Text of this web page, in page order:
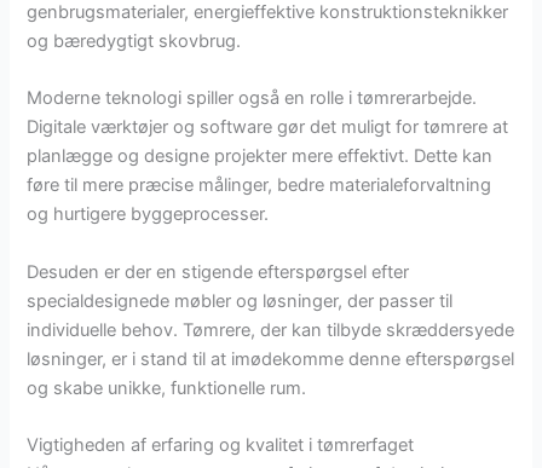
genbrugsmaterialer, energieffektive konstruktionsteknikker
og bæredygtigt skovbrug.
Moderne teknologi spiller også en rolle i tømrerarbejde.
Digitale værktøjer og software gør det muligt for tømrere at
planlægge og designe projekter mere effektivt. Dette kan
føre til mere præcise målinger, bedre materialeforvaltning
og hurtigere byggeprocesser.
Desuden er der en stigende efterspørgsel efter
specialdesignede møbler og løsninger, der passer til
individuelle behov. Tømrere, der kan tilbyde skræddersyede
løsninger, er i stand til at imødekomme denne efterspørgsel
og skabe unikke, funktionelle rum.
Vigtigheden af erfaring og kvalitet i tømrerfaget